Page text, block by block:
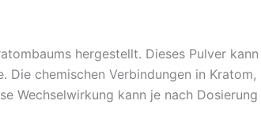
hergestellt. Dieses Pulver
chemischen Verbindungen in
Wechselwirkung kann je nach